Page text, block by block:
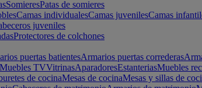
SomieresPatas de somieres
Camas individualesCamas juvenilesCamas
juveniles
Protectores de colchones
puertas batientesArmarios puertas correderas
Muebles TVVitrinasAparadoresEstanteriasMuebles
de cocinaMesas de cocinaMesas y sillas de